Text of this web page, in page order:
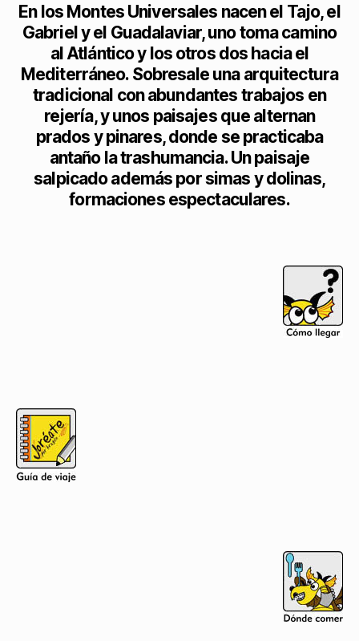
En los Montes Universales nacen el Tajo, el
Gabriel y el Guadalaviar, uno toma camino
al Atlántico y los otros dos hacia el
Mediterráneo. Sobresale una arquitectura
tradicional con abundantes trabajos en
rejería, y unos paisajes que alternan
prados y pinares, donde se practicaba
antaño la trashumancia. Un paisaje
salpicado además por simas y dolinas,
formaciones espectaculares.